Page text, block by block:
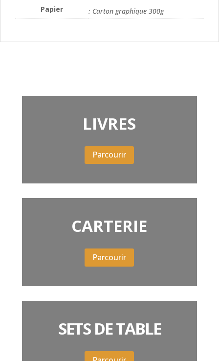
Papier
: Carton graphique 300g
LIVRES
Parcourir
CARTERIE
Parcourir
SETS DE TABLE